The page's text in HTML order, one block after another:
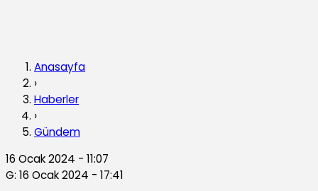
Anasayfa
›
Haberler
›
Gündem
16 Ocak 2024 - 11:07
G: 16 Ocak 2024 - 17:41